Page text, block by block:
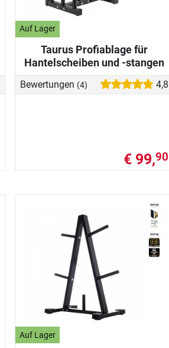
Auf Lager
Taurus Profiablage für
Hantelscheiben und -stangen
Bewertungen (4) 4,8
€ 99,90
Auf Lager